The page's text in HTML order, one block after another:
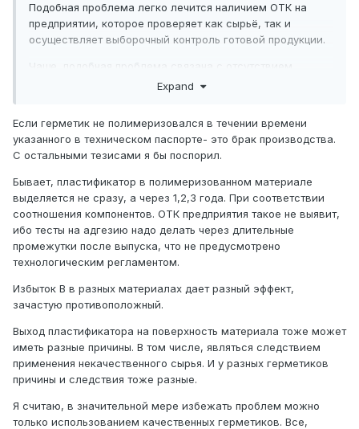
Подобная проблема легко лечится наличием ОТК на
предприятии, которое проверяет как сырьё, так и
осуществляет выборочный контроль готовой продукции.
Чаще, подобная проблема связана с отсутствием
обслуживанием экструдера, чем браком производителя.
в работе клапанов экструдера приводят к аналогичным
проблемам..
хранения. Если у Вас герметик пришёл со слоем
прозрачной жидкости в А или В компоненте- смело
возвращайте продавцу. Выступления пластификатора в
готовом герметике практически невозможны.
В своё время наблюдал выступление пластификатора на
этого никто не застрахован.
Expand
Если герметик не полимеризовался в течении времени
указанного в техническом паспорте- это брак производства.
С остальными тезисами я бы поспорил.
Бывает, пластификатор в полимеризованном материале
выделяется не сразу, а через 1,2,3 года. При соответствии
соотношения компонентов. ОТК предприятия такое не выявит,
ибо тесты на адгезию надо делать через длительные
промежутки после выпуска, что не предусмотрено
технологическим регламентом.
Избыток В в разных материалах дает разный эффект,
зачастую противоположный.
Выход пластификатора на поверхность материала тоже может
иметь разные причины. В том числе, являться следствием
применения некачественного сырья. И у разных герметиков
причины и следствия тоже разные.
Я считаю, в значительной мере избежать проблем можно
только использованием качественных герметиков. Все,